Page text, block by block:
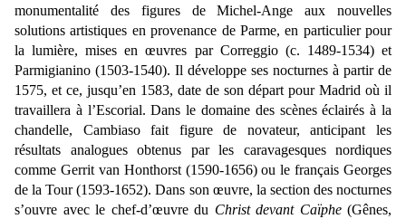
monumentalité des figures de Michel-Ange aux nouvelles
solutions artistiques en provenance de Parme, en particulier pour
la lumière, mises en œuvres par Correggio (c. 1489-1534) et
Parmigianino (1503-1540). Il développe ses nocturnes à partir de
1575, et ce, jusqu’en 1583, date de son départ pour Madrid où il
travaillera à l’Escorial. Dans le domaine des scènes éclairés à la
chandelle, Cambiaso fait figure de novateur, anticipant les
résultats analogues obtenus par les caravagesques nordiques
comme Gerrit van Honthorst (1590-1656) ou le français Georges
de la Tour (1593-1652). Dans son œuvre, la section des nocturnes
s’ouvre avec le chef-d’œuvre du Christ devant Caïphe(Gênes,